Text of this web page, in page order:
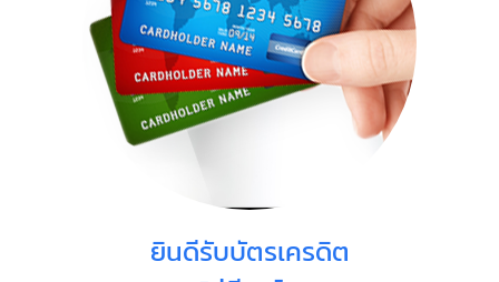
ยินดีรับบัตรเครดิต